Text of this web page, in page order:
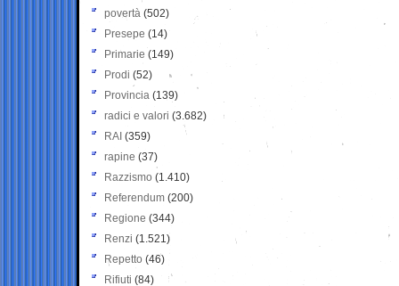
povertà (502)
Presepe (14)
Primarie (149)
Prodi (52)
Provincia (139)
radici e valori (3.682)
RAI (359)
rapine (37)
Razzismo (1.410)
Referendum (200)
Regione (344)
Renzi (1.521)
Repetto (46)
Rifiuti (84)